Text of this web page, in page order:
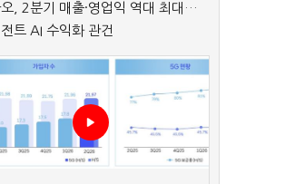
, 2분기 매출·영업익 역대 최대…
트 AI 수익화 관건